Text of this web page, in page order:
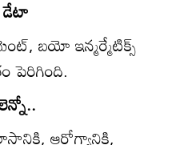
డేటా
బయో ఇన్మర్మేటిక్స్‌
పెరిగింది.
ఆరోగ్యానికి,